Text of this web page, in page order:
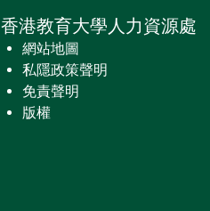
香港教育大學人力資源處
網站地圖
私隱政策聲明
免責聲明
版權